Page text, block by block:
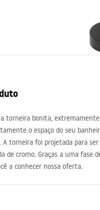
casa de banho
casa de banho,
casa de banho
torneira bonita,
o espaço do seu
A torneira foi projetada para
de cromo. Graças a uma fase
a conhecer nossa oferta.